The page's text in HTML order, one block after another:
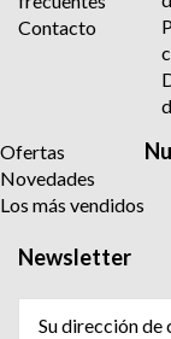
Contacto
Ofertas
Novedades
Los más vendidos
Newsletter